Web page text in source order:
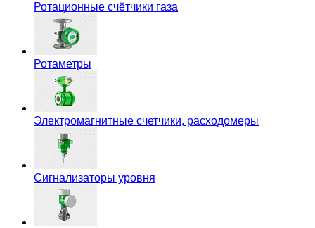
Ротационные счётчики газа
Ротаметры
Электромагнитные счетчики, расходомеры
Сигнализаторы уровня